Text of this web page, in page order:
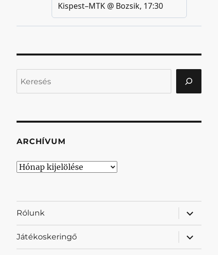
ARCHÍVUM
Archívum
Rólunk
almenü
Játékoskeringő
almenü